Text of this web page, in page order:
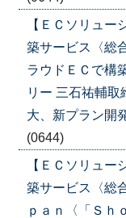
【ＥＣソリュー
築サービス〈総
ラウドＥＣで構
リー 三石祐輔
大、新プラン開
(0644)
【ＥＣソリュー
築サービス〈総
ｐａｎ〈「Ｓｈ